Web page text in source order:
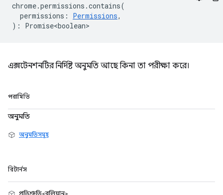
chrome.permissions .contains(
permissions : Permissions,
) : Promise<boolean>
এক্সটেনশনটির নির্দিষ্ট অনুমতি আছে কিনা তা পরীক্ষা করে।
পরামিতি
অনুমতি
অনুমতিসমূহ
রিটার্নস
প্রতিশ্রুতি<বুলিয়ান>